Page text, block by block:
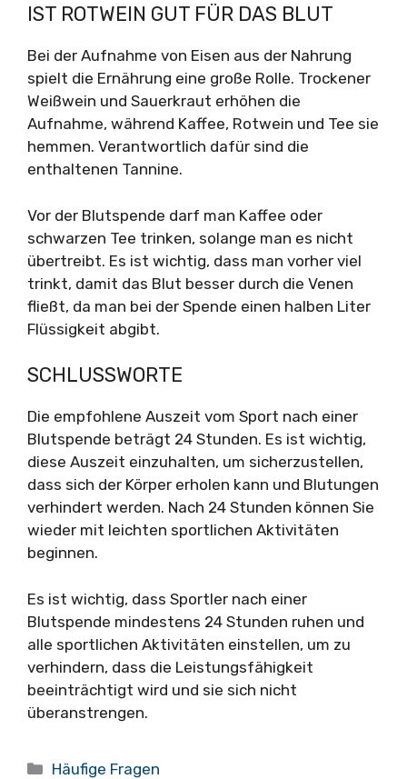
IST ROTWEIN GUT FÜR DAS BLUT
Bei der Aufnahme von Eisen aus der Nahrung
spielt die Ernährung eine große Rolle. Trockener
Weißwein und Sauerkraut erhöhen die
Aufnahme, während Kaffee, Rotwein und Tee sie
hemmen. Verantwortlich dafür sind die
enthaltenen Tannine.
Vor der Blutspende darf man Kaffee oder
schwarzen Tee trinken, solange man es nicht
übertreibt. Es ist wichtig, dass man vorher viel
trinkt, damit das Blut besser durch die Venen
fließt, da man bei der Spende einen halben Liter
Flüssigkeit abgibt.
SCHLUSSWORTE
Die empfohlene Auszeit vom Sport nach einer
Blutspende beträgt 24 Stunden. Es ist wichtig,
diese Auszeit einzuhalten, um sicherzustellen,
dass sich der Körper erholen kann und Blutungen
verhindert werden. Nach 24 Stunden können Sie
wieder mit leichten sportlichen Aktivitäten
beginnen.
Es ist wichtig, dass Sportler nach einer
Blutspende mindestens 24 Stunden ruhen und
alle sportlichen Aktivitäten einstellen, um zu
verhindern, dass die Leistungsfähigkeit
beeinträchtigt wird und sie sich nicht
überanstrengen.
Kategorien
Häufige Fragen